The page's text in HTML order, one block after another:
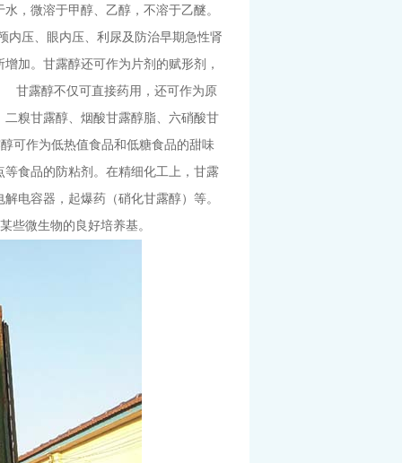
，微溶于甲醇、乙醇，不溶于乙醚。
压、眼内压、利尿及防治早期急性肾
加。甘露醇还可作为片剂的赋形剂，
甘露醇不仅可直接药用，还可作为原
糗甘露醇、烟酸甘露醇脂、六硝酸甘
可作为低热值食品和低糖食品的甜味
食品的防粘剂。在精细化工上，甘露
电容器，起爆药（硝化甘露醇）等。
些微生物的良好培养基。